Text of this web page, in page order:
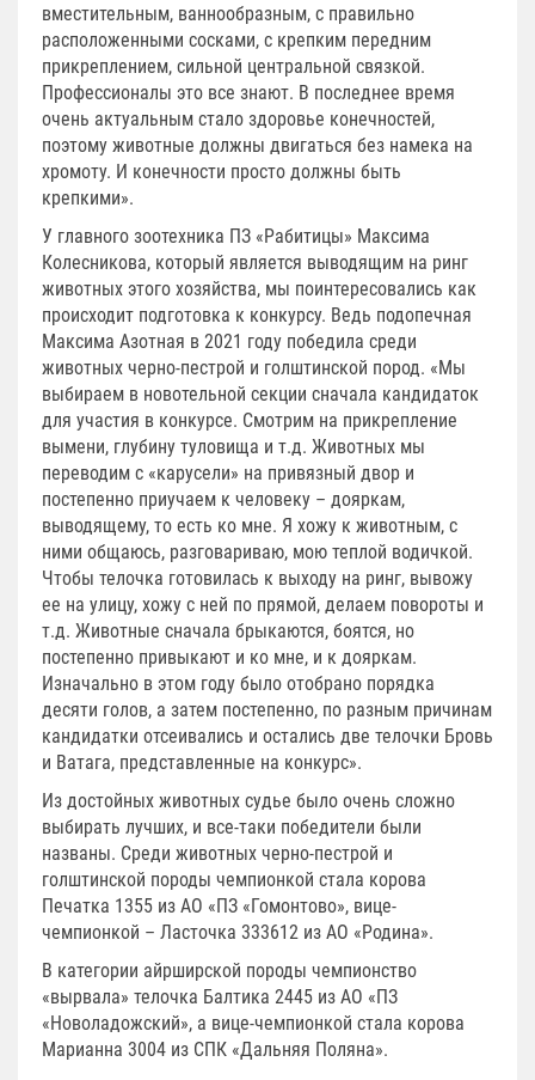
вместительным, ваннообразным, с правильно
расположенными сосками, с крепким передним
прикреплением, сильной центральной связкой.
Профессионалы это все знают. В последнее время
очень актуальным стало здоровье конечностей,
поэтому животные должны двигаться без намека на
хромоту. И конечности просто должны быть
крепкими».
У главного зоотехника ПЗ «Рабитицы» Максима
Колесникова, который является выводящим на ринг
животных этого хозяйства, мы поинтересовались как
происходит подготовка к конкурсу. Ведь подопечная
Максима Азотная в 2021 году победила среди
животных черно-пестрой и голштинской пород. «Мы
выбираем в новотельной секции сначала кандидаток
для участия в конкурсе. Смотрим на прикрепление
вымени, глубину туловища и т.д. Животных мы
переводим с «карусели» на привязный двор и
постепенно приучаем к человеку – дояркам,
выводящему, то есть ко мне. Я хожу к животным, с
ними общаюсь, разговариваю, мою теплой водичкой.
Чтобы телочка готовилась к выходу на ринг, вывожу
ее на улицу, хожу с ней по прямой, делаем повороты и
т.д. Животные сначала брыкаются, боятся, но
постепенно привыкают и ко мне, и к дояркам.
Изначально в этом году было отобрано порядка
десяти голов, а затем постепенно, по разным причинам
кандидатки отсеивались и остались две телочки Бровь
и Ватага, представленные на конкурс».
Из достойных животных судье было очень сложно
выбирать лучших, и все-таки победители были
названы. Среди животных черно-пестрой и
голштинской породы чемпионкой стала корова
Печатка 1355 из АО «ПЗ «Гомонтово», вице-
чемпионкой – Ласточка 333612 из АО «Родина».
В категории айрширской породы чемпионство
«вырвала» телочка Балтика 2445 из АО «ПЗ
«Новоладожский», а вице-чемпионкой стала корова
Марианна 3004 из СПК «Дальняя Поляна».